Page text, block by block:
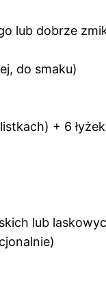
lub dobrze
do smaku)
+ 6
lub